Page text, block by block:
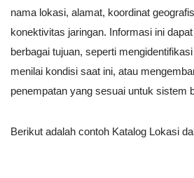
nama lokasi, alamat, koordinat
konektivitas jaringan. Informasi ini
berbagai tujuan, seperti
menilai kondisi saat ini, atau
penempatan yang sesuai untuk sistem
Berikut adalah contoh Katalog Lokasi